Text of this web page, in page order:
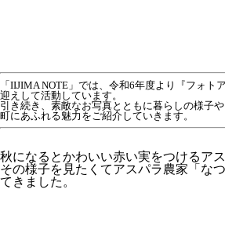
「IIJIMA NOTE」では、令和6年度より『フォト
迎えして活動しています。
引き続き、素敵なお写真とともに暮らしの様子
町にあふれる魅力をご紹介していきます。
秋になるとかわいい赤い実をつけるア
その様子を見たくてアスパラ農家「なつ
てきました。